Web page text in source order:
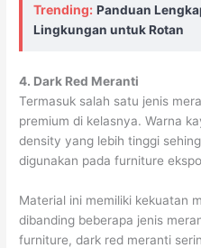
Trending: Panduan
Lingkungan untuk Rotan
4. Dark Red Meranti
Termasuk salah satu jenis
premium di kelasnya. Warna
density yang lebih tinggi
digunakan pada furniture
Material ini memiliki kekuatan
dibanding beberapa jenis
furniture, dark red meranti